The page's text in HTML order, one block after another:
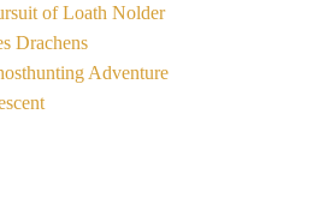
of Loath Nolder
Drachens
Adventure